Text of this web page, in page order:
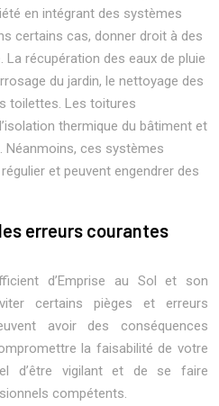
en intégrant des systèmes
certains cas, donner droit à des
récupération des eaux de pluie
du jardin, le nettoyage des
toilettes. Les toitures
thermique du bâtiment et
Néanmoins, ces systèmes
et peuvent engendrer des
erreurs courantes
d’Emprise au Sol et son
certains pièges et erreurs
avoir des conséquences
la faisabilité de votre
d’être vigilant et de se faire
compétents.